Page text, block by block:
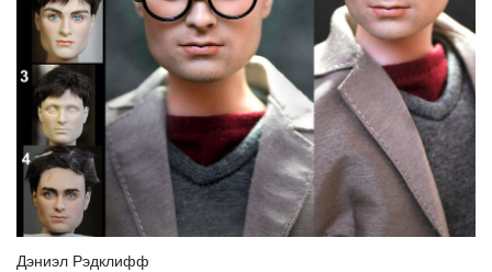
Дэниэл Рэдклифф